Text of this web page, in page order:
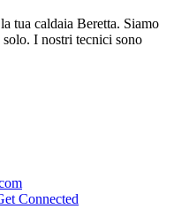
tua caldaia Beretta. Siamo
solo. I nostri tecnici sono
Connected